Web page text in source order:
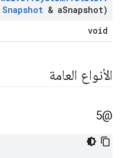
Snapshot & aSnapshot)
void
الأنواع العامة
@5